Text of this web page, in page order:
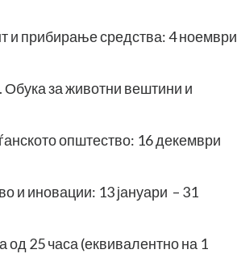
и прибирање средства: 4 ноември
за животни вештини и
општество: 16 декември
и иновации: 13 јануари – 31
од 25 часа (еквивалентно на 1